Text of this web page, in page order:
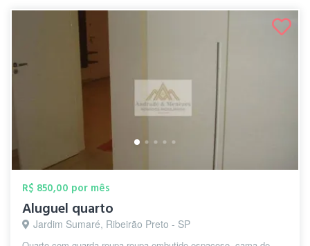
R$ 850,00 por mês
Aluguel quarto
Jardim Sumaré, Ribeirão Preto - SP